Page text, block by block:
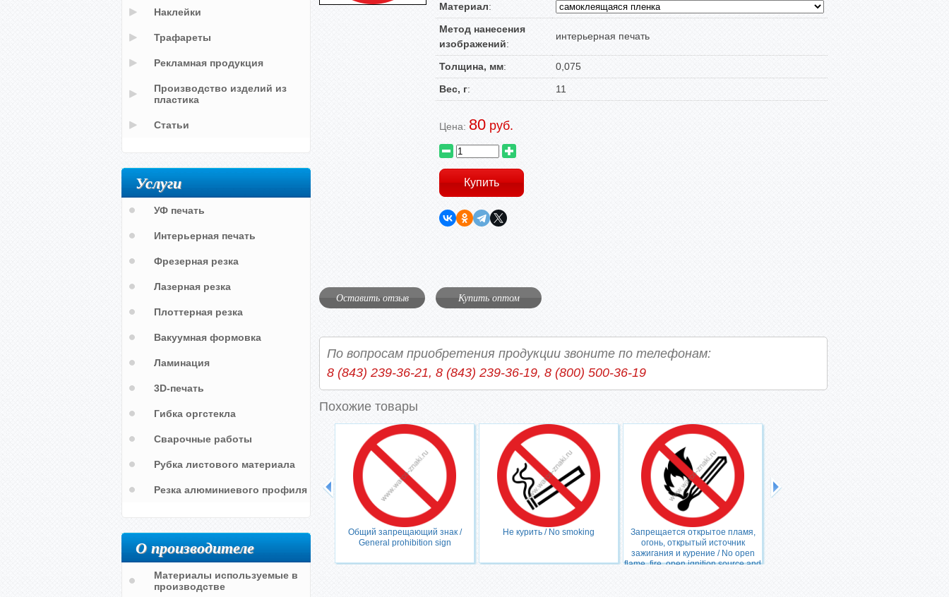
Материал:
Метод нанесения
изображений:
интерьерная печать
Толщина, мм:
0,075
Вес, г: 11
Цена: 80 руб.
Оставить отзыв Купить оптом
По вопросам приобретения продукции звоните по телефонам:
8 (843) 239-36-21, 8 (843) 239-36-19, 8 (800) 500-36-19
Похожие товары
Спрыгивать запрещено / No
Общий запрещающий знак /
General prohibition sign
Не курить / No smoking
Запрещается открытое пламя,
огонь, открытый источник
зажигания и курение / No open
flame, fire, open ignition source and
Наклейки
Трафареты
Рекламная продукция
Производство изделий из
пластика
Статьи
Услуги
УФ печать
Интерьерная печать
Фрезерная резка
Лазерная резка
Плоттерная резка
Вакуумная формовка
Ламинация
3D-печать
Гибка оргстекла
Сварочные работы
Рубка листового материала
Резка алюминиевого профиля
О производителе
Материалы используемые в
производстве